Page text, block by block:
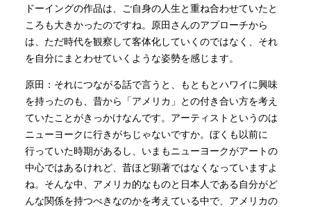
ドーイングの作品は、ご自身の人生と重ね合わせていたと
ころも大きかったのですね。原田さんのアプローチから
は、ただ時代を観察して客体化していくのではなく、それ
を自分にまとわせていくような姿勢を感じます。
原田：それにつながる話で言うと、もともとハワイに興味
を持ったのも、昔から「アメリカ」との付き合い方を考え
ていたことがきっかけなんです。アーティストというのは
ニューヨークに行きがちじゃないですか。ぼくも以前に
行っていた時期があるし、いまもニューヨークがアートの
中心ではあるけれど、昔ほど顕著ではなくなっていますよ
ね。そんな中、アメリカ的なものと日本人である自分がど
んな関係を持つべきなのかを考えている中で、アメリカの